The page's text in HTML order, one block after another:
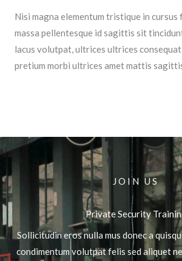
Nisi magna elementum tristique in
massa pellentesque id sagittis sit
lacus volutpat, ultrices ultrices
pretium morbi ultrices amet mattis
JOIN US
Private Security
Sollicitudin eros nulla mus donec a
condimentum volutpat felis sed aliquet